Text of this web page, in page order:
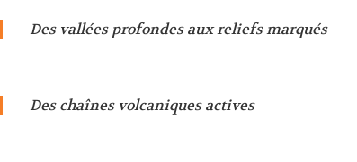
Des vallées profondes aux reliefs marqués
Des chaînes volcaniques actives